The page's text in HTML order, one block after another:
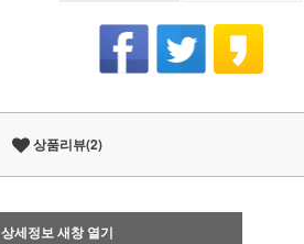
상품리뷰(2)
상세정보 새창 열기